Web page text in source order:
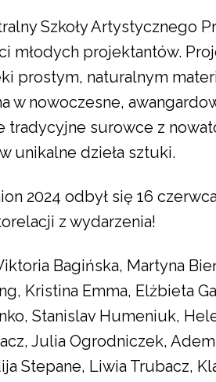
Szkoły Artystycznego
młodych projektantów.
prostym, naturalnym
w nowoczesne,
tradycyjne surowce z
unikalne dzieła sztuki.
2024 odbył się 16
z wydarzenia!
Bagińska, Martyna
Kristina Emma, Elżbieta
Stanislav Humeniuk,
Julia Ogrodniczek,
Stepane, Liwia Trubacz,